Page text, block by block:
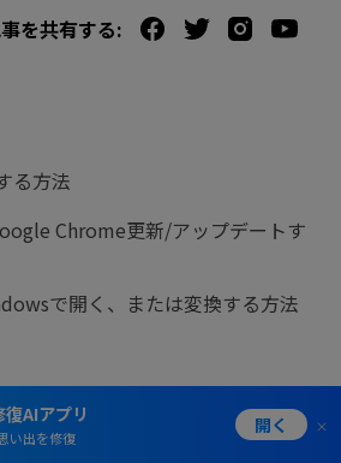
AIアプリ
い出を修復
開く
を共有する:
る方法
Chrome更新/アップデートす
で開く、または変換する方法